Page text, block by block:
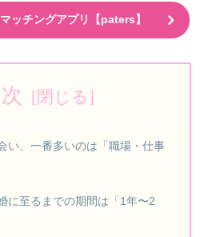
ッチングアプリ【paters】
い、一番多いのは「職場・仕事
に至るまでの期間は「1年〜2